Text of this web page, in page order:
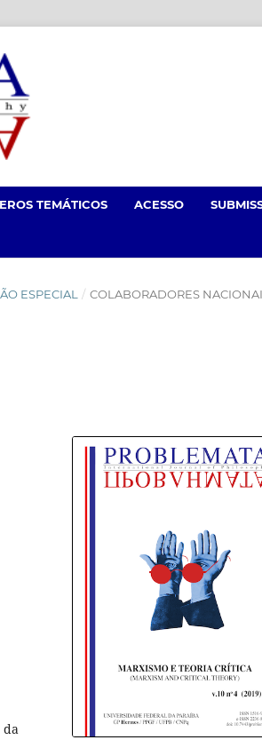
TEMÁTICOS ACESSO
ESPECIAL / COLABORADORES